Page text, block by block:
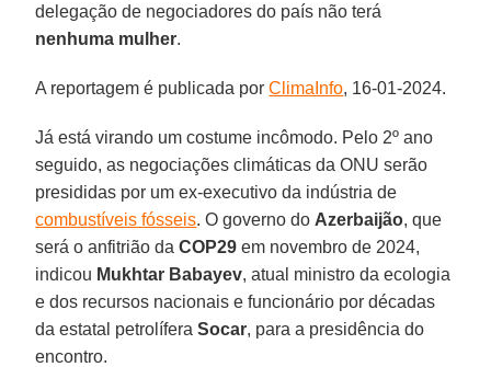
delegação de negociadores do país não terá
nenhuma mulher.
A reportagem é publicada porClimaInfo, 16-01-2024.
Já está virando um costume incômodo. Pelo 2º ano
seguido, as negociações climáticas da ONU serão
presididas por um ex-executivo da indústria de
combustíveis fósseis. O governo do Azerbaijão, que
será o anfitrião daCOP29 em novembro de 2024,
indicou Mukhtar Babayev, atual ministro da ecologia
e dos recursos nacionais e funcionário por décadas
da estatal petrolíferaSocar, para a presidência do
encontro.